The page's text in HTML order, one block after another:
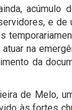
acúmulo
e
na
da
de Melo,